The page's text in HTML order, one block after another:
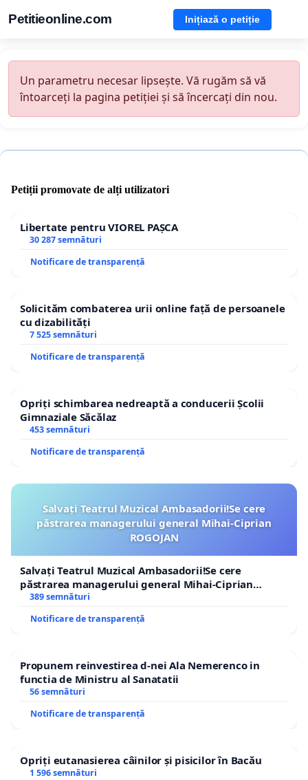
Petitieonline.com Inițiază o petiție
Un parametru necesar lipsește. Vă rugăm să vă
întoarceți la pagina petiției și să încercați din nou.
Petiții promovate de alți utilizatori
Libertate pentru VIOREL PAȘCA
30 287 semnături
Notificare de transparență
Solicităm combaterea urii online față de persoanele
cu dizabilități
7 525 semnături
Notificare de transparență
Opriți schimbarea nedreaptă a conducerii Școlii
Gimnaziale Săcălaz
453 semnături
Notificare de transparență
Salvați Teatrul Muzical Ambasadorii!Se cere
păstrarea managerului general Mihai-Ciprian
ROGOJAN
Salvați Teatrul Muzical Ambasadorii!Se cere
păstrarea managerului general Mihai-Ciprian
ROGOJAN
389 semnături
Notificare de transparență
Propunem reinvestirea d-nei Ala Nemerenco in
functia de Ministru al Sanatatii
56 semnături
Notificare de transparență
Opriți eutanasierea câinilor și pisicilor în Bacău
1 596 semnături